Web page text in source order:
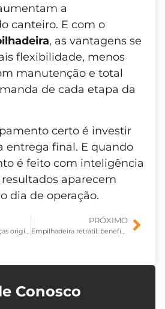
a
canteiro. E com o
, as vantagens se
flexibilidade, menos
manutenção e total
de cada etapa da
certo é investir
entrega final. E quando
é feito com inteligência
aparecem
dia de operação.
PRÓXIMO
Empilhadeira retrátil: benefícios para galpões com corredores estreitos
Conosco